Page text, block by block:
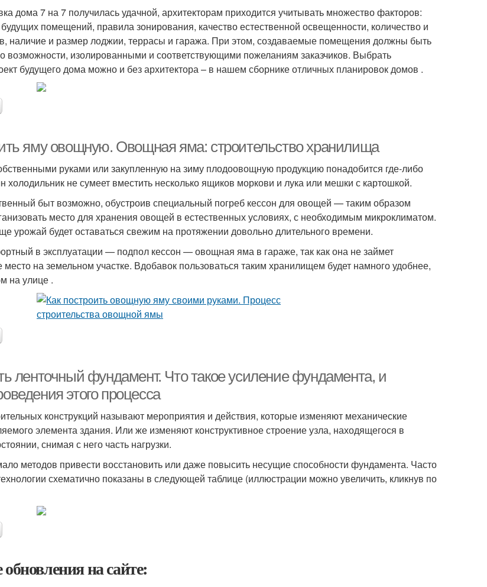
дома 7 на 7 получилась удачной, архитекторам приходится учитывать множество факторов:
помещений, правила зонирования, качество естественной освещенности, количество и
наличие и размер лоджии, террасы и гаража. При этом, создаваемые помещения должны быть
возможности, изолированными и соответствующими пожеланиям заказчиков. Выбрать
будущего дома можно и без архитектора – в нашем сборнике отличных планировок домов .
яму овощную. Овощная яма: строительство хранилища
руками или закупленную на зиму плодоовощную продукцию понадобится где-либо
холодильник не сумеет вместить несколько ящиков моркови и лука или мешки с картошкой.
быт возможно, обустроив специальный погреб кессон для овощей — таким образом
место для хранения овощей в естественных условиях, с необходимым микроклиматом.
урожай будет оставаться свежим на протяжении довольно длительного времени.
в эксплуатации — подпол кессон — овощная яма в гараже, так как она не займет
место на земельном участке. Вдобавок пользоваться таким хранилищем будет намного удобнее,
на улице .
ленточный фундамент. Что такое усиление фундамента, и
этого процесса
конструкций называют мероприятия и действия, которые изменяют механические
элемента здания. Или же изменяют конструктивное строение узла, находящегося в
снимая с него часть нагрузки.
методов привести восстановить или даже повысить несущие способности фундамента. Часто
схематично показаны в следующей таблице (иллюстрации можно увеличить, кликнув по
на сайте: